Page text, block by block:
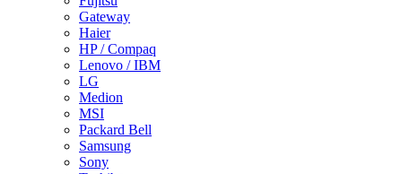
Gateway
Haier
HP / Compaq
Lenovo / IBM
LG
Medion
MSI
Packard Bell
Samsung
Sony